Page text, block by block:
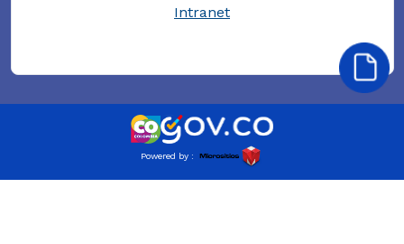
Intranet
Powered by :